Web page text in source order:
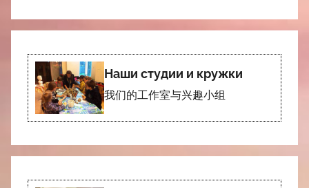
Наши студии и кружки
我们的工作室与兴趣小组